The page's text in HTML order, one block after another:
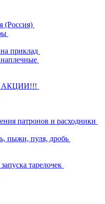
(Россия)
приклад
АКЦИИ!!!
патронов и расходники
пыжи, пуля, дробь
тарелочек